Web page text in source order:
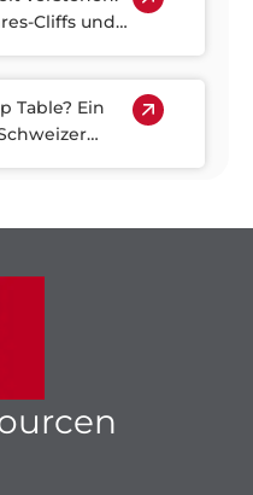
Cliffs und
Startups
Table? Ein